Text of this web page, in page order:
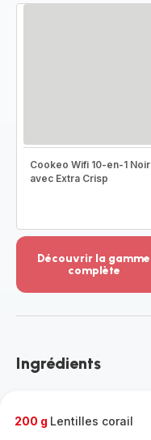
Cookeo Wifi 10-en-1 Noir
avec Extra Crisp
Découvrir la gamme
complète
-
gamme
Ingrédients
200 g Lentilles corail